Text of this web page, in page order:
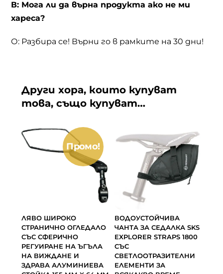
В: Мога ли да върна продукта ако не ми
хареса?
О: Разбира се! Върни го в рамките на 30 дни!
Други хора, които купуват
това, също купуват…
Промо!
ЛЯВО ШИРОКО
СТРАНИЧНО ОГЛЕДАЛО
СЪС СФЕРИЧНО
РЕГУИРАНЕ НА ЪГЪЛА
НА ВИЖДАНЕ И
ЗДРАВА АЛУМИНИЕВА
ВОДОУСТОЙЧИВА
ЧАНТА ЗА СЕДАЛКА SKS
EXPLORER STRAPS 1800
СЪС
СВЕТЛООТРАЗИТЕЛНИ
ЕЛЕМЕНТИ ЗА